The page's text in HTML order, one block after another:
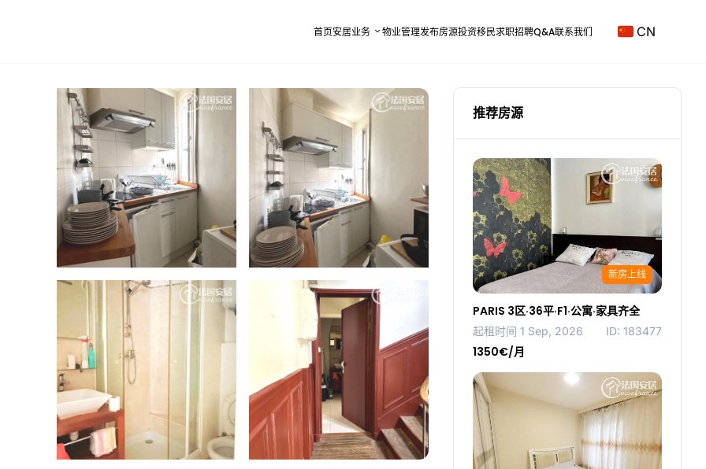
首页安居业务 物业管理发布房源投资移民求职招聘Q&A联系我们 CN
推荐房源
新房上线
PARIS 3区·36平·F1·公寓·家具齐全
起租时间 1 Sep, 2026 ID: 183477
1350€/月